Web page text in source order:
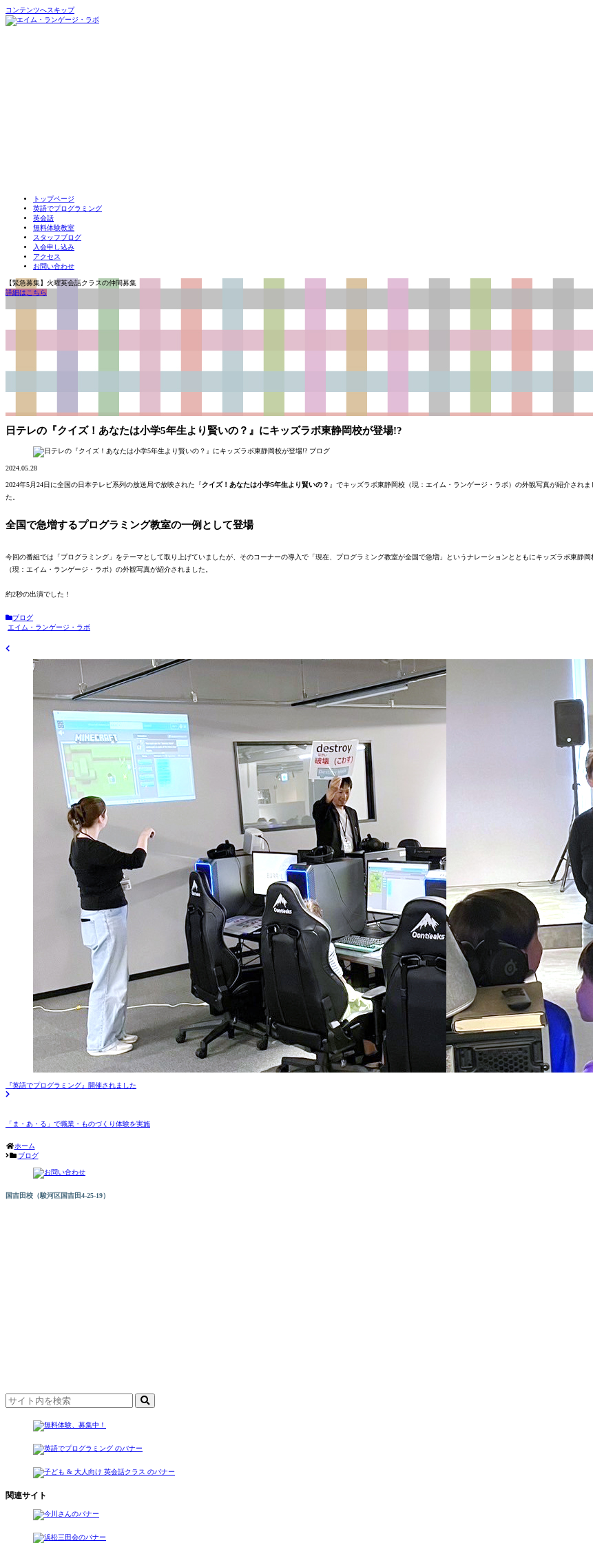
コンテンツへスキップ
トップページ
英語でプログラミング
英会話
無料体験教室
スタッフブログ
入会申し込み
アクセス
お問い合わせ
【緊急募集】火曜英会話クラスの仲間募集
詳細はこちら
日テレの『クイズ！あなたは小学5年生より賢いの？』にキッズラボ東静岡校が登場!?
ブログ
2024.05.28
2024年5月24日に全国の日本テレビ系列の放送局で放映された『クイズ！あなたは小学5年生より賢いの？ 』でキッズラボ東静岡校（現：エイム・ランゲージ・ラボ）の外観写真が紹介されま
た。
全国で急増するプログラミング教室の一例として登場
今回の番組では「プログラミング」をテーマとして取り上げていましたが、そのコーナーの導入で「現在、プログラミング教室が全国で急増」というナレーションとともにキッズラボ東静岡
（現：エイム・ランゲージ・ラボ）の外観写真が紹介されました。
約2秒の出演でした！
ブログ
エイム・ランゲージ・ラボ
『英語でプログラミング』開催されました
「ま・あ・る」で職業・ものづくり体験を実施
ホーム
ブログ
国吉田校（駿河区国吉田4-25-19）
関連サイト